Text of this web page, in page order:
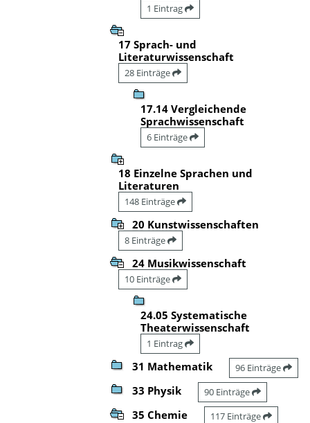
1 Eintrag
17 Sprach- und
Literaturwissenschaft
28 Einträge
17.14 Vergleichende
Sprachwissenschaft
6 Einträge
18 Einzelne Sprachen und
Literaturen
148 Einträge
20 Kunstwissenschaften
8 Einträge
24 Musikwissenschaft
10 Einträge
24.05 Systematische
Theaterwissenschaft
1 Eintrag
31 Mathematik 96 Einträge
33 Physik 90 Einträge
35 Chemie 117 Einträge